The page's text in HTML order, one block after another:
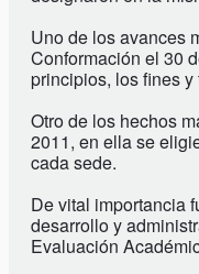
Uno de los avances
Conformación el 30
principios, los fines
Otro de los hechos
2011, en ella se
cada sede.
De vital importancia
desarrollo y
Evaluación